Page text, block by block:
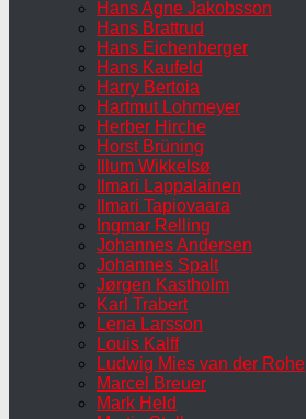
Hans Agne Jakobsson
Hans Brattrud
Hans Eichenberger
Hans Kaufeld
Harry Bertoia
Hartmut Lohmeyer
Herber Hirche
Horst Brüning
Illum Wikkelsø
Ilmari Lappalainen
Ilmari Tapiovaara
Ingmar Relling
Johannes Andersen
Johannes Spalt
Jørgen Kastholm
Karl Trabert
Lena Larsson
Louis Kalff
Ludwig Mies van der Rohe
Marcel Breuer
Mark Held